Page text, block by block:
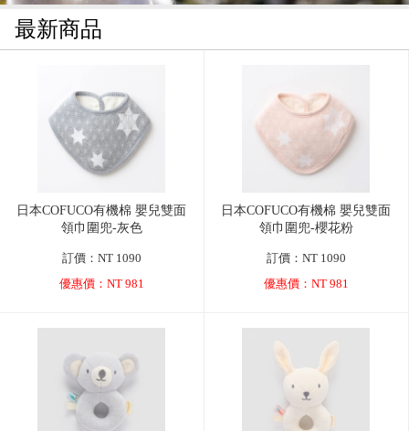
最新商品
日本COFUCO有機棉 嬰兒雙面
領巾圍兜-灰色
訂價：NT 1090
優惠價：NT 981
日本COFUCO有機棉 嬰兒雙面
領巾圍兜-櫻花粉
訂價：NT 1090
優惠價：NT 981